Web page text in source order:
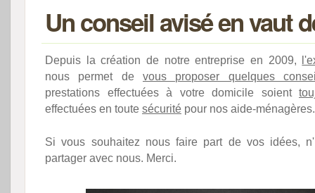
Un conseil avisé en vaut
Depuis la création de notre entreprise en 2009,
nous permet de vous proposer quelques
prestations effectuées à votre domicile soient
effectuées en toute sécurité pour nos aide-ménagères.
Si vous souhaitez nous faire part de vos idées,
partager avec nous. Merci.